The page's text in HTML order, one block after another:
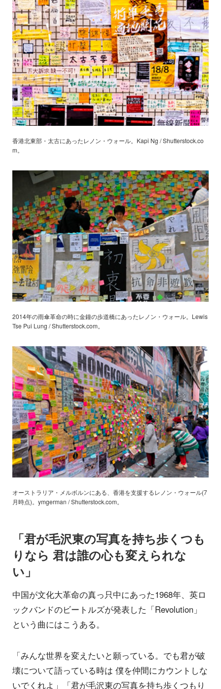
香港北東部・太古にあったレノン・ウォール。Kapi Ng / Shutterstock.co
m。
2014年の雨傘革命の時に金鐘の歩道橋にあったレノン・ウォール。Lewis
Tse Pui Lung / Shutterstock.com。
オーストラリア・メルボルンにある、香港を支援するレノン・ウォール(7
月時点)。ymgerman / Shutterstock.com。
「君が毛沢東の写真を持ち歩くつも
りなら 君は誰の心も変えられな
い」
中国が文化大革命の真っ只中にあった1968年、英ロ
ックバンドのビートルズが発表した「Revolution」
という曲にはこうある。
「みんな世界を変えたいと願っている。でも君が破
壊について語っている時は 僕を仲間にカウントしな
いでくれよ」「君が毛沢東の写真を持ち歩くつもり